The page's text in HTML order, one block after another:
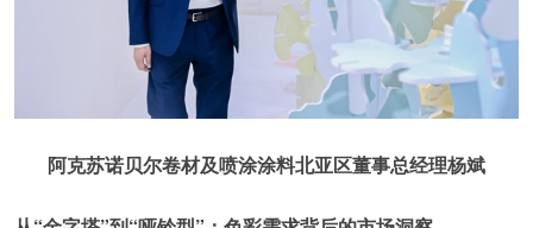
阿克苏诺贝尔卷材及喷涂涂料北亚区董事总经理杨斌